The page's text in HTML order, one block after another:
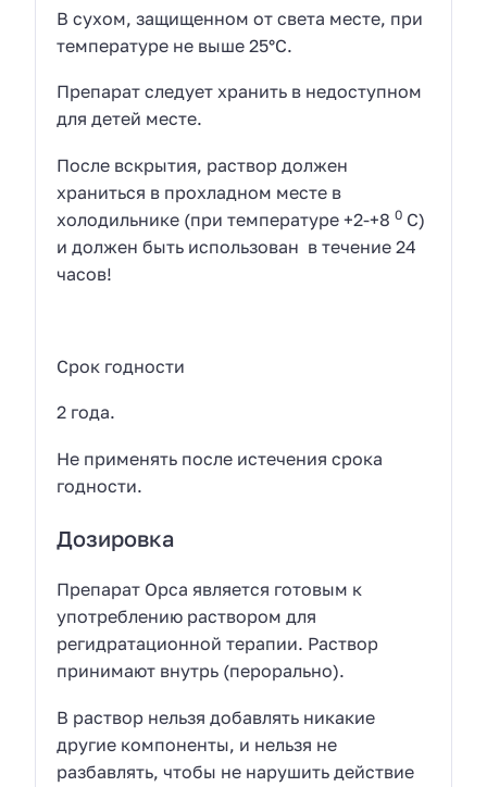
В сухом, защищенном от света месте, при
температуре не выше 25°С.
Препарат следует хранить в недоступном
для детей месте.
После вскрытия, раствор должен
храниться в прохладном месте в
холодильнике (при температуре +2-+80 С)
и должен быть использован в течение 24
часов!
Срок годности
2 года.
Не применять после истечения срока
годности.
Дозировка
Препарат Орса является готовым к
употреблению раствором для
регидратационной терапии. Раствор
принимают внутрь (перорально).
В раствор нельзя добавлять никакие
другие компоненты, и нельзя не
разбавлять, чтобы не нарушить действие